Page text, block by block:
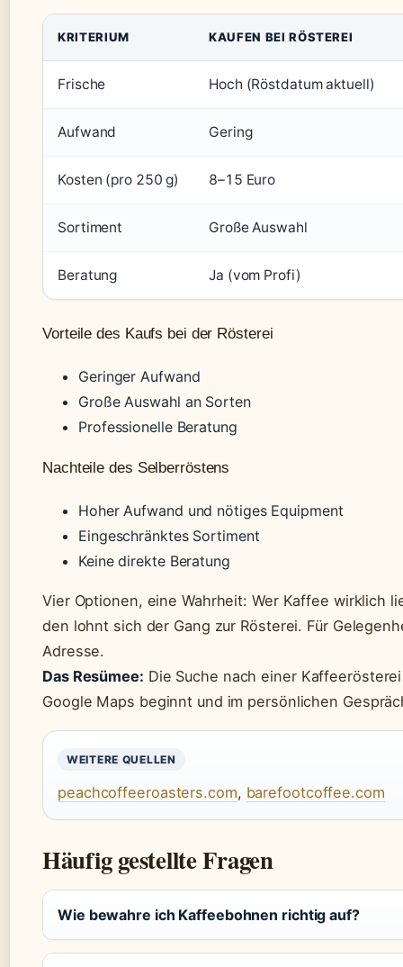
KRITERIUM KAUFEN BEI RÖSTEREI
Frische Hoch (Röstdatum aktuell)
Aufwand Gering
Kosten (pro 250 g) 8–15 Euro
Sortiment Große Auswahl
Beratung Ja (vom Profi)
Vorteile des Kaufs bei der Rösterei
Geringer Aufwand
Große Auswahl an Sorten
Professionelle Beratung
Nachteile des Selberröstens
Hoher Aufwand und nötiges Equipment
Eingeschränktes Sortiment
Keine direkte Beratung
Vier Optionen, eine Wahrheit: Wer Kaffee wirklich
den lohnt sich der Gang zur Rösterei. Für
Adresse.
Das Resümee: Die Suche nach einer
Google Maps beginnt und im persönlichen
WEITERE QUELLEN
peachcoffeeroasters.com, barefootcoffee.com
Häufig gestellte Fragen
Wie bewahre ich Kaffeebohnen richtig auf?